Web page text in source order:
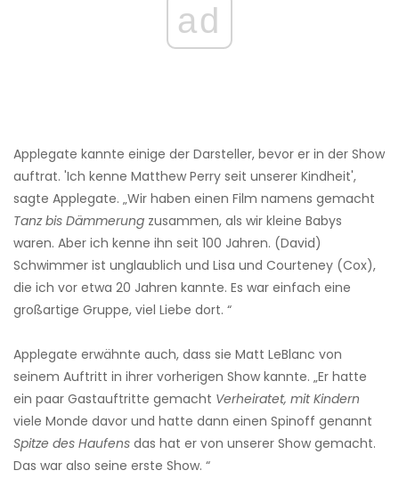
ad
Applegate kannte einige der Darsteller, bevor er in der Show
auftrat. 'Ich kenne Matthew Perry seit unserer Kindheit',
sagte Applegate. „Wir haben einen Film namens gemacht
Tanz bis Dämmerung zusammen, als wir kleine Babys
waren. Aber ich kenne ihn seit 100 Jahren. (David)
Schwimmer ist unglaublich und Lisa und Courteney (Cox),
die ich vor etwa 20 Jahren kannte. Es war einfach eine
großartige Gruppe, viel Liebe dort. “
Applegate erwähnte auch, dass sie Matt LeBlanc von
seinem Auftritt in ihrer vorherigen Show kannte. „Er hatte
ein paar Gastauftritte gemacht Verheiratet, mit Kindern
viele Monde davor und hatte dann einen Spinoff genannt
Spitze des Haufens das hat er von unserer Show gemacht.
Das war also seine erste Show. “